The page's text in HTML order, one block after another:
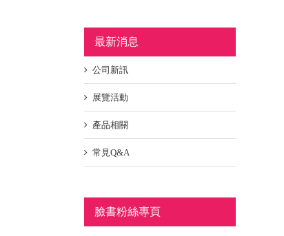
最新消息
公司新訊
展覽活動
產品相關
常見Q&A
臉書粉絲專頁